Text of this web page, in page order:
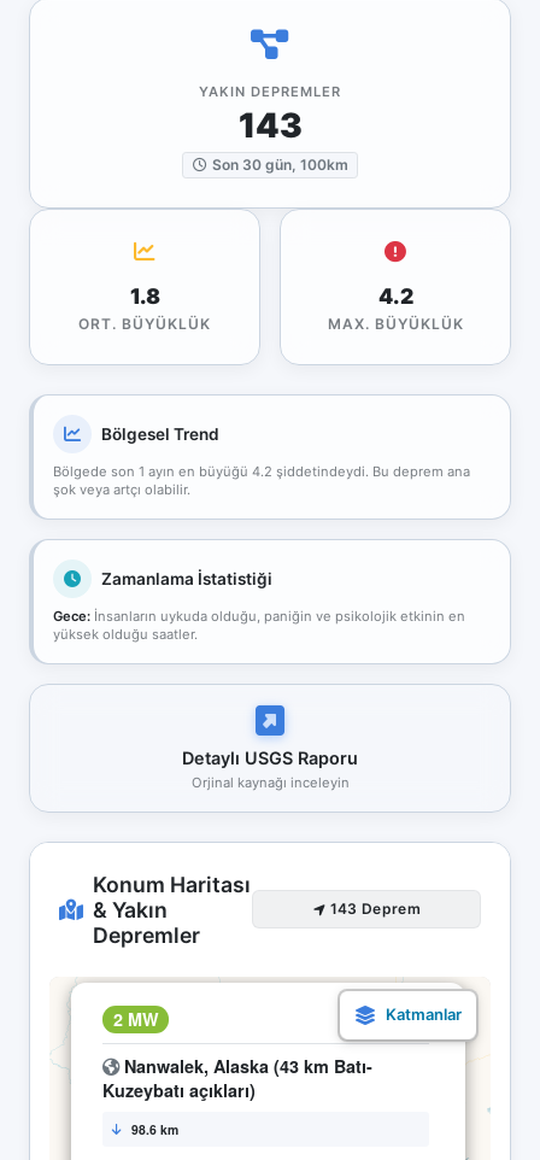
YAKIN DEPREMLER
143
Son 30 gün, 100km
1.8
ORT. BÜYÜKLÜK
4.2
MAX. BÜYÜKLÜK
Bölgesel Trend
Bölgede son 1 ayın en büyüğü 4.2 şiddetindeydi. Bu deprem ana
şok veya artçı olabilir.
Zamanlama İstatistiği
Gece: İnsanların uykuda olduğu, paniğin ve psikolojik etkinin en
yüksek olduğu saatler.
Detaylı USGS Raporu
Orjinal kaynağı inceleyin
Konum Haritası
& Yakın
Depremler
143 Deprem
2 MW 16.05 03:07
Nanwalek, Alaska (43 km Batı-
Kuzeybatı açıkları)
98.6 km
×